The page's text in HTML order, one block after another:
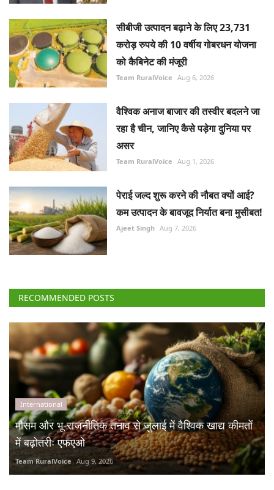
सीबीजी उत्पादन बढ़ाने के लिए 23,731
करोड़ रुपये की 10 वर्षीय गोबरधन योजना
को कैबिनेट की मंजूरी
Team RuralVoice Aug 6, 2026
वैश्विक अनाज बाजार की तस्वीर बदलने जा
रहा है चीन, जानिए कैसे पड़ेगा दुनिया पर
असर
Team RuralVoice Aug 1, 2026
पेराई जल्द शुरू करने की नौबत क्यों आई?
कम उत्पादन के बावजूद निर्यात बना मुसीबत!
Ajeet Singh Aug 7, 2026
RECOMMENDED POSTS
International
मौसम और भू-राजनीतिक तनाव से जुलाई में वैश्विक खाद्य कीमतों
में बढ़ोतरीः एफएओ
Team RuralVoice Aug 9, 2026